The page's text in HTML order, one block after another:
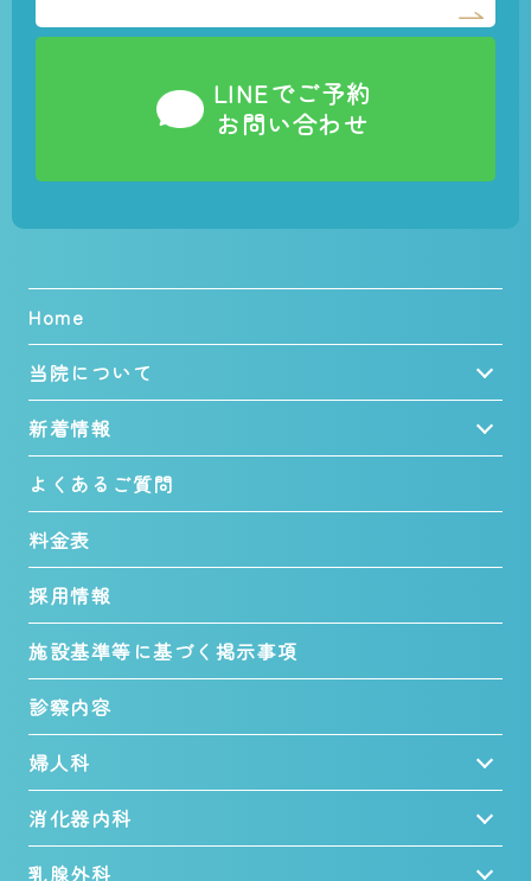
LINEでご予約
お問い合わせ
Home
当院について
新着情報
よくあるご質問
料金表
採用情報
施設基準等に基づく掲示事項
診察内容
婦人科
消化器内科
乳腺外科